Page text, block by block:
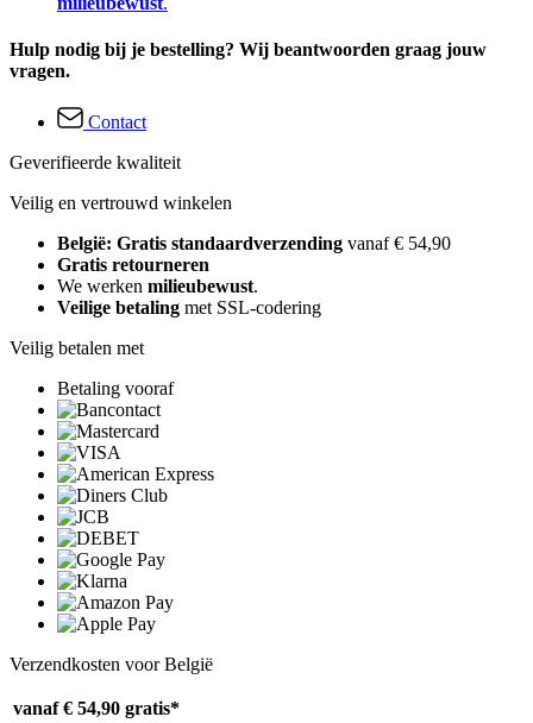
Hulp nodig bij je bestelling? Wij beantwoorden graag jouw
vragen.
Contact
Geverifieerde kwaliteit
Veilig en vertrouwd winkelen
België: Gratis standaardverzending vanaf € 54,90
Gratis retourneren
We werken milieubewust.
Veilige betaling met SSL-codering
Veilig betalen met
Betaling vooraf
Verzendkosten voor België
vanaf € 54,90 gratis*